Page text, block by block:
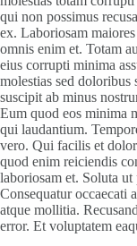
qui non possimus
ex. Laboriosam
omnis enim et. Totam
eius corrupti minima
molestias sed
suscipit ab minus
Eum quod eos minima
qui laudantium.
vero. Qui facilis et
quod enim reiciendis
laboriosam et. Soluta
Consequatur occaecati
atque mollitia.
error. Et voluptatem